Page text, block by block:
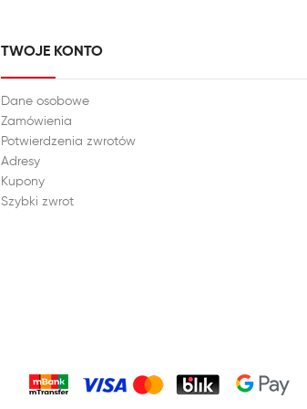
TWOJE KONTO
Dane osobowe
Zamówienia
Potwierdzenia zwrotów
Adresy
Kupony
Szybki zwrot